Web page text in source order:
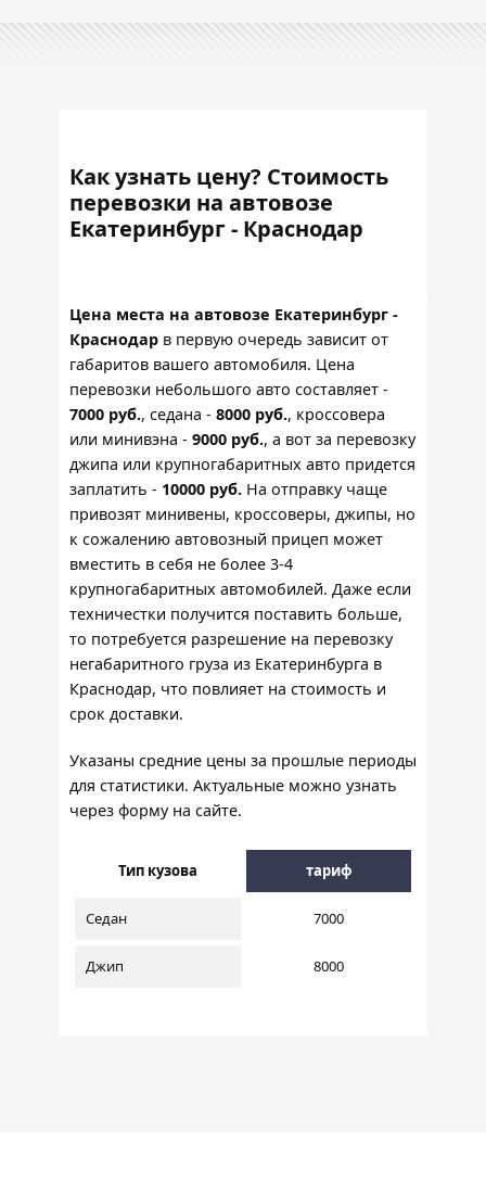
Как узнать цену? Стоимость
перевозки на автовозе
Екатеринбург - Краснодар
Цена места на автовозе Екатеринбург -
Краснодар в первую очередь зависит от
габаритов вашего автомобиля. Цена
перевозки небольшого авто составляет -
7000 руб., седана - 8000 руб., кроссовера
или минивэна - 9000 руб., а вот за перевозку
джипа или крупногабаритных авто придется
заплатить - 10000 руб. На отправку чаще
привозят минивены, кроссоверы, джипы, но
к сожалению автовозный прицеп может
вместить в себя не более 3-4
крупногабаритных автомобилей. Даже если
техничестки получится поставить больше,
то потребуется разрешение на перевозку
негабаритного груза из Екатеринбурга в
Краснодар, что повлияет на стоимость и
срок доставки.
Указаны средние цены за прошлые периоды
для статистики. Актуальные можно узнать
через форму на сайте.
Тип кузова тариф
Седан 7000
Джип 8000